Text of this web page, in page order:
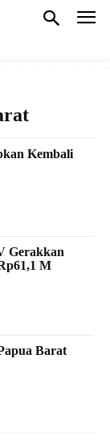
Kembali
Gerakkan
M
Barat